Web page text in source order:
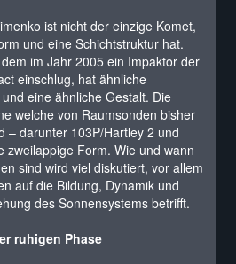
ist nicht der einzige Komet,
und eine Schichtstruktur hat.
im Jahr 2005 ein Impaktor der
einschlug, hat ähnliche
eine ähnliche Gestalt. Die
welche von Raumsonden bisher
– darunter 103P/Hartley 2 und
zweilappige Form. Wie und wann
sind wird viel diskutiert, vor allem
auf die Bildung, Dynamik und
des Sonnensystems betrifft.
ruhigen Phase